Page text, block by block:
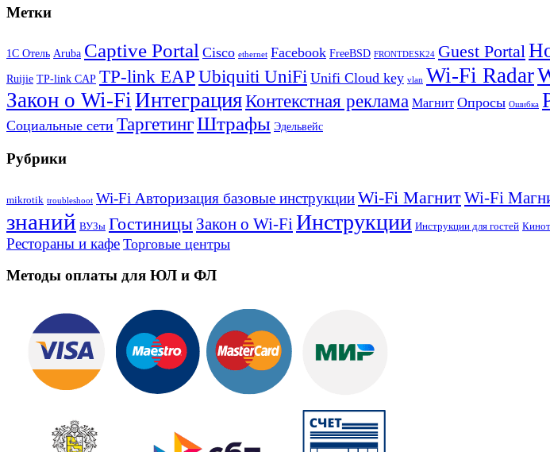
Метки
1С Отель Aruba Captive Portal Cisco ethernet Facebook FreeBSD FRONTDESK24 Guest Portal
Ruijie TP-link CAP TP-link EAP Ubiquiti UniFi Unifi Cloud key vlan Wi-Fi Radar
Закон о Wi-FiИнтеграцияКонтекстная реклама Магнит Опросы Ошибка
Социальные сети ТаргетингШтрафы Эдельвейс
Рубрики
mikrotik troubleshoot Wi-Fi Авторизация базовые инструкцииWi-Fi МагнитWi-Fi
знаний ВУЗы Гостиницы Закон о Wi-Fi Инструкции Инструкции для гостей
Рестораны и кафе Торговые центры
Методы оплаты для ЮЛ и ФЛ